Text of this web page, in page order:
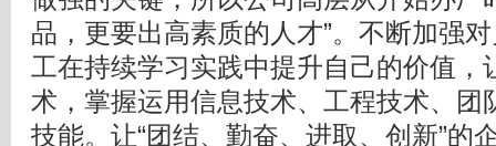
品，更要出高素质的人才”。不断加强
工在持续学习实践中提升自己的价值，
术，掌握运用信息技术、工程技术、团
技能。让“团结、勤奋、进取、创新”的